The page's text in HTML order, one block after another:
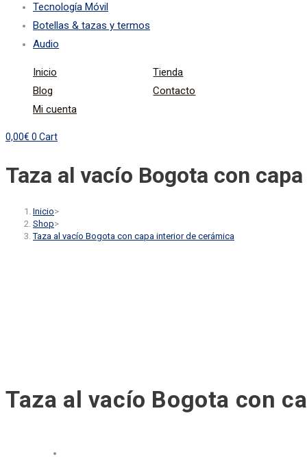
Tecnología Móvil
Botellas & tazas y termos
Audio
Inicio
Tienda
Blog
Contacto
Mi cuenta
0,00€ 0 Cart
Taza al vacío Bogota con
Inicio>
Shop>
Taza al vacío Bogota con capa interior de cerámica
Taza al vacío Bogota con